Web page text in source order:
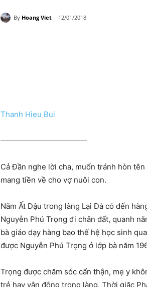
By Hoang Viet 12/01/2018
Thanh Hieu Bui
———————————–
Cả Đần nghe lời cha, muốn tránh hòn
mang tiền về cho vợ nuôi con.
Năm Ất Dậu trong làng Lại Đà có đến
Nguyễn Phú Trọng đi chân đất, quanh
bà giáo dạy hàng bao thế hệ học sinh
được Nguyễn Phú Trọng ở lớp bà năm
Trọng được chăm sóc cẩn thận, mẹ y
trẻ hay vận động trong làng. Thời giặc